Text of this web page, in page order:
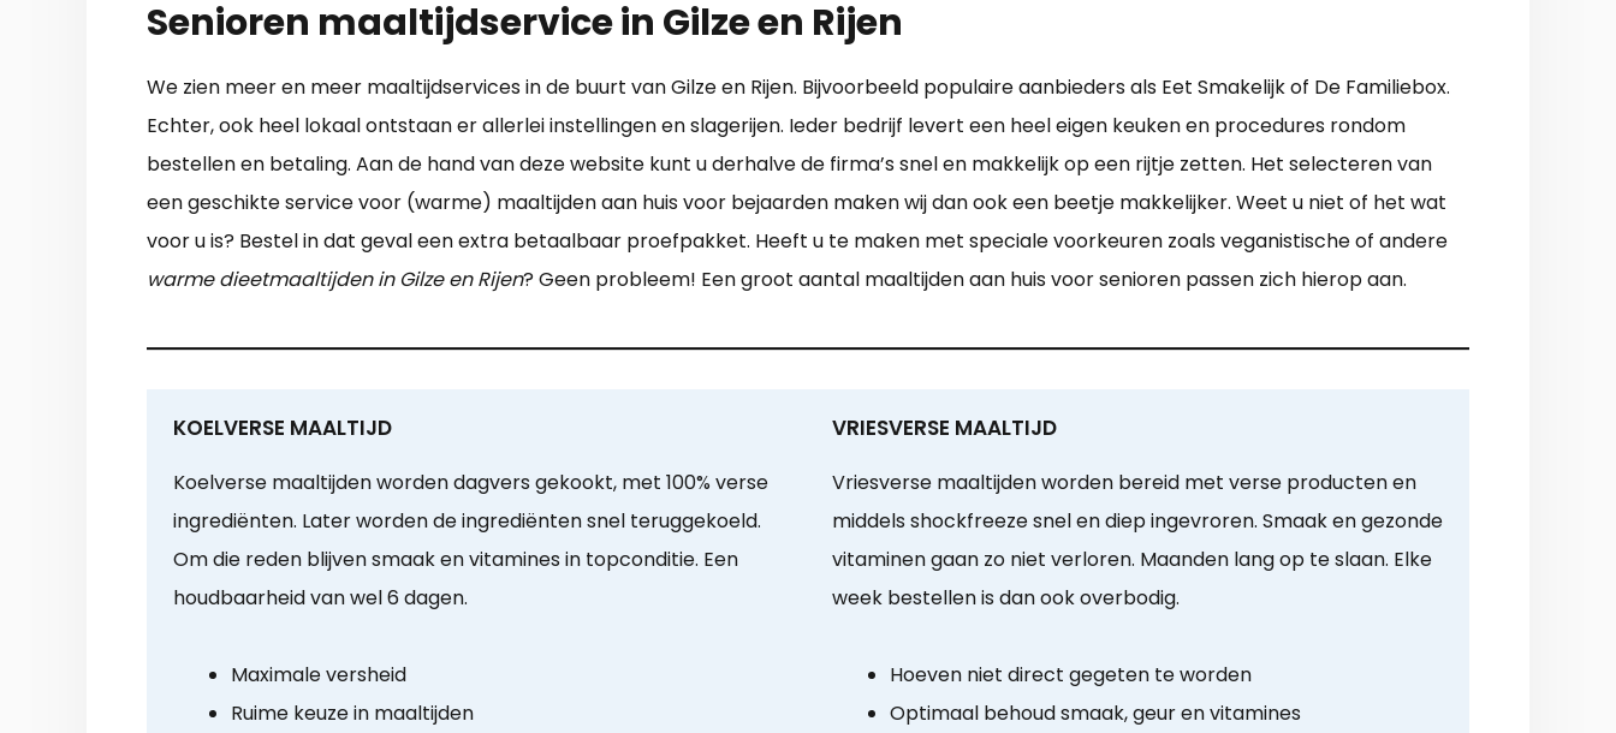
Senioren maaltijdservice in Gilze en Rijen
We zien meer en meer maaltijdservices in de buurt van Gilze en Rijen. Bijvoorbeeld populaire aanbieders als Eet Smakelijk of De Familiebox.
Echter, ook heel lokaal ontstaan er allerlei instellingen en slagerijen. Ieder bedrijf levert een heel eigen keuken en procedures rondom
bestellen en betaling. Aan de hand van deze website kunt u derhalve de firma’s snel en makkelijk op een rijtje zetten. Het selecteren van
een geschikte service voor (warme) maaltijden aan huis voor bejaarden maken wij dan ook een beetje makkelijker. Weet u niet of het wat
voor u is? Bestel in dat geval een extra betaalbaar proefpakket. Heeft u te maken met speciale voorkeuren zoals veganistische of andere
warme dieetmaaltijden in Gilze en Rijen? Geen probleem! Een groot aantal maaltijden aan huis voor senioren passen zich hierop aan.
KOELVERSE MAALTIJD
Koelverse maaltijden worden dagvers gekookt, met 100% verse
ingrediënten. Later worden de ingrediënten snel teruggekoeld.
Om die reden blijven smaak en vitamines in topconditie. Een
houdbaarheid van wel 6 dagen.
Maximale versheid
Ruime keuze in maaltijden
VRIESVERSE MAALTIJD
Vriesverse maaltijden worden bereid met verse producten en
middels shockfreeze snel en diep ingevroren. Smaak en gezonde
vitaminen gaan zo niet verloren. Maanden lang op te slaan. Elke
week bestellen is dan ook overbodig.
Hoeven niet direct gegeten te worden
Optimaal behoud smaak, geur en vitamines